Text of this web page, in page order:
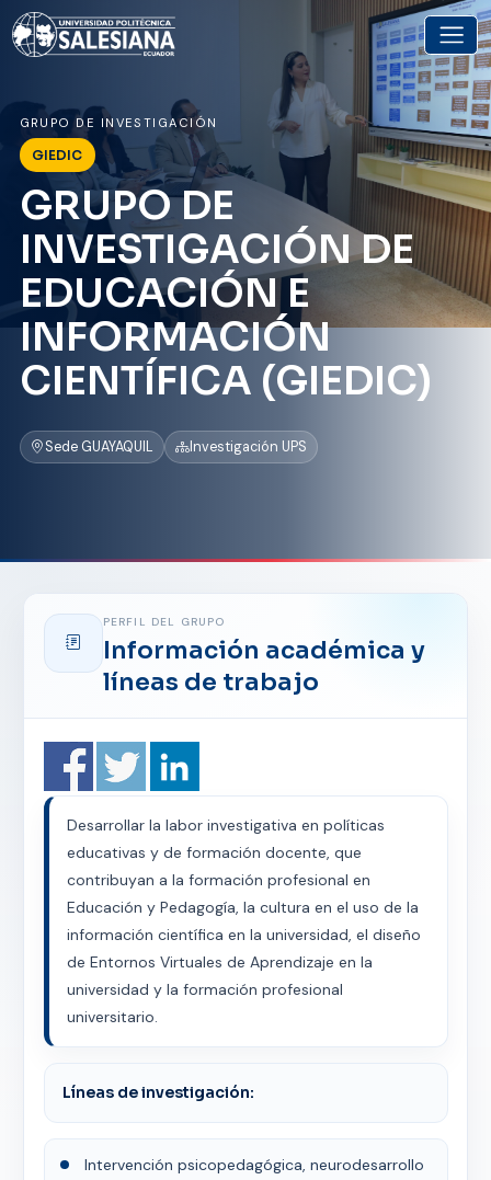
GRUPO DE INVESTIGACIÓN
GIEDIC
GRUPO DE
INVESTIGACIÓN DE
EDUCACIÓN E
INFORMACIÓN
CIENTÍFICA (GIEDIC)
Sede GUAYAQUIL Investigación UPS
PERFIL DEL GRUPO
Información académica y
líneas de trabajo
Desarrollar la labor investigativa en políticas
educativas y de formación docente, que
contribuyan a la formación profesional en
Educación y Pedagogía, la cultura en el uso de la
información científica en la universidad, el diseño
de Entornos Virtuales de Aprendizaje en la
universidad y la formación profesional
universitario.
Líneas de investigación:
Intervención psicopedagógica, neurodesarrollo